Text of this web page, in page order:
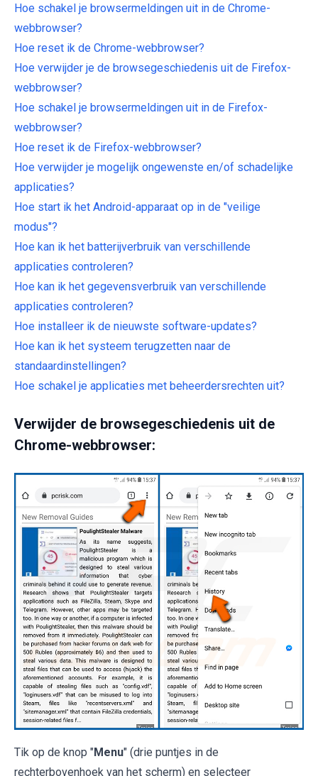
Hoe schakel je browsermeldingen uit in de Chrome-
webbrowser?
Hoe reset ik de Chrome-webbrowser?
Hoe verwijder je de browsegeschiedenis uit de Firefox-
webbrowser?
Hoe schakel je browsermeldingen uit in de Firefox-
webbrowser?
Hoe reset ik de Firefox-webbrowser?
Hoe verwijder je mogelijk ongewenste en/of schadelijke
applicaties?
Hoe start ik het Android-apparaat op in de "veilige
modus"?
Hoe kan ik het batterijverbruik van verschillende
applicaties controleren?
Hoe kan ik het gegevensverbruik van verschillende
applicaties controleren?
Hoe installeer ik de nieuwste software-updates?
Hoe kan ik het systeem terugzetten naar de
standaardinstellingen?
Hoe schakel je applicaties met beheerdersrechten uit?
Verwijder de browsegeschiedenis uit de
Chrome-webbrowser:
Tik op de knop "Menu" (drie puntjes in de
rechterbovenhoek van het scherm) en selecteer